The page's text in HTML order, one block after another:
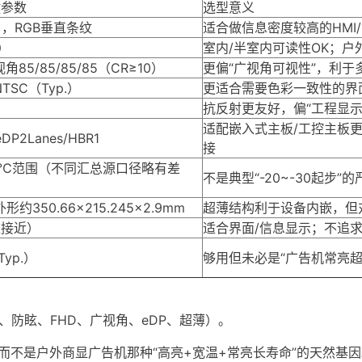
数
选型意义
RGB垂直条纹
适合做信息密度较高的
室内/半室内可读性OK；户
角85/85/85/85（CR≥10）
更偏“广视角可视性”，利于
（Typ.）
更适合需要色彩一致性的
抗反射更友好，偏“工程显
HBR1
适配嵌入式主板/工控主板
接
围（不同汇总源口径略有差
不是典型“-20~-30起步”的
形约350.66×215.245×2.9mm
超薄结构利于设备内嵌，
近）
适合界面/信息显示；不追
）
够用但未必是“广告机常亮
防眩、FHD、广视角、eDP、超薄）。
不是户外商显广告机那种“高亮+宽温+常亮长寿命”的天然基